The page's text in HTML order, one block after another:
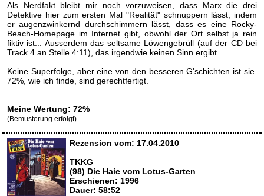
Als Nerdfakt bleibt mir noch vorzuweisen, dass Marx die drei
Detektive hier zum ersten Mal "Realität" schnuppern lässt, indem
er augenzwinkernd durchschimmern lässt, dass es eine Rocky-
Beach-Homepage im Internet gibt, obwohl der Ort selbst ja rein
fiktiv ist... Ausserdem das seltsame Löwengebrüll (auf der CD bei
Track 4 an Stelle 4:11), das irgendwie keinen Sinn ergibt.
Keine Superfolge, aber eine von den besseren G'schichten ist sie.
72%, wie ich finde, sind gerechtfertigt.
Meine Wertung: 72%
(Bemusterung erfolgt)
Rezension vom: 17.04.2010
TKKG
(98) Die Haie vom Lotus-Garten
Erschienen: 1996
Dauer: 58:52